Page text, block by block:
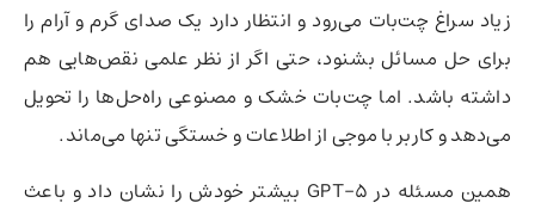
زیاد سراغ چت‌بات می‌رود و انتظار دارد یک صدای گرم و آرام را
برای حل مسائل بشنود، حتی اگر از نظر علمی نقص‌هایی هم
داشته باشد. اما چت‌بات خشک و مصنوعی راه‌حل‌ها را تحویل
می‌دهد و کاربر با موجی از اطلاعات و خستگی تنها می‌ماند.
همین مسئله در GPT-5 بیشتر خودش را نشان داد و باعث